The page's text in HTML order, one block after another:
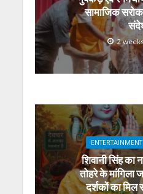
सामाजिक
2
ENTERTAINMENT
शिवानी सिंह का
तोहरे के मांगिला
दर्शकों का मिल